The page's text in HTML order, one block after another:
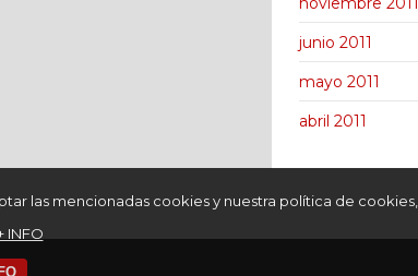
junio 2011
mayo 2011
abril 2011
las mencionadas cookies y nuestra política de cookies,
INFO